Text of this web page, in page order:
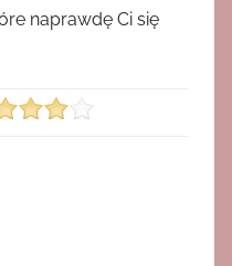
naprawdę Ci się